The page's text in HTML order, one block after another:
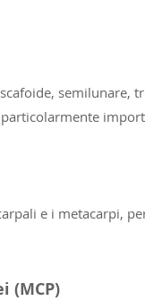
semilunare,
e i metacarpi,
(MCP)